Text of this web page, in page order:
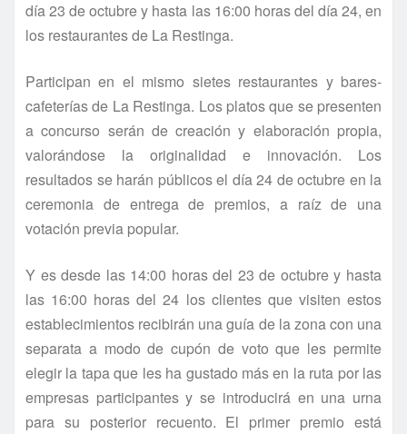
día 23 de octubre y hasta las 16:00 horas del día 24, en
los restaurantes de La Restinga.
Participan en el mismo sietes restaurantes y bares-
cafeterías de La Restinga. Los platos que se presenten
a concurso serán de creación y elaboración propia,
valorándose la originalidad e innovación. Los
resultados se harán públicos el día 24 de octubre en la
ceremonia de entrega de premios, a raíz de una
votación previa popular.
Y es desde las 14:00 horas del 23 de octubre y hasta
las 16:00 horas del 24 los clientes que visiten estos
establecimientos recibirán una guía de la zona con una
separata a modo de cupón de voto que les permite
elegir la tapa que les ha gustado más en la ruta por las
empresas participantes y se introducirá en una urna
para su posterior recuento. El primer premio está